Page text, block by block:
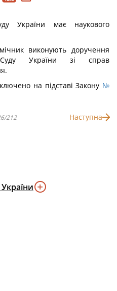
України має наукового
виконують доручення
Суду України зі справ
на підставі Закону №
212 Наступна